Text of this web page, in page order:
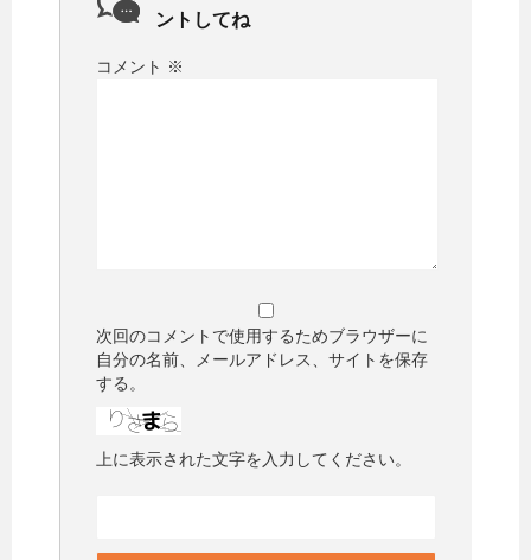
ントしてね
コメント ※
次回のコメントで使用するためブラウザーに
自分の名前、メールアドレス、サイトを保存
する。
上に表示された文字を入力してください。